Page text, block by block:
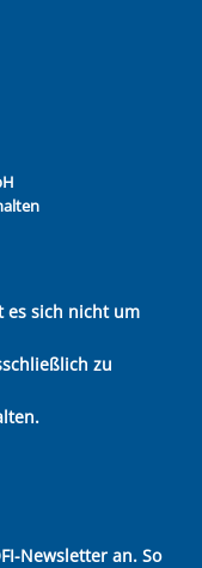
es sich nicht um
zu
Newsletter an. So